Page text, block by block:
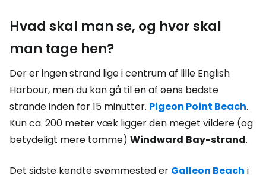
Hvad skal man se, og hvor skal
man tage hen?
Der er ingen strand lige i centrum af lille English
Harbour, men du kan gå til en af øens bedste
strande inden for 15 minutter. Pigeon Point Beach.
Kun ca. 200 meter væk ligger den meget vildere (og
betydeligt mere tomme) Windward Bay-strand.
Det sidste kendte svømmested er Galleon Beach i